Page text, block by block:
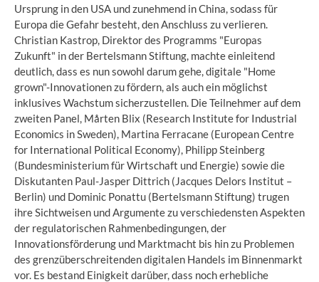
Ursprung in den USA und zunehmend in China, sodass für
Europa die Gefahr besteht, den Anschluss zu verlieren.
Christian Kastrop, Direktor des Programms "Europas
Zukunft" in der Bertelsmann Stiftung, machte einleitend
deutlich, dass es nun sowohl darum gehe, digitale "Home
grown"-Innovationen zu fördern, als auch ein möglichst
inklusives Wachstum sicherzustellen. Die Teilnehmer auf dem
zweiten Panel, Mårten Blix (Research Institute for Industrial
Economics in Sweden), Martina Ferracane (European Centre
for International Political Economy), Philipp Steinberg
(Bundesministerium für Wirtschaft und Energie) sowie die
Diskutanten Paul-Jasper Dittrich (Jacques Delors Institut –
Berlin) und Dominic Ponattu (Bertelsmann Stiftung) trugen
ihre Sichtweisen und Argumente zu verschiedensten Aspekten
der regulatorischen Rahmenbedingungen, der
Innovationsförderung und Marktmacht bis hin zu Problemen
des grenzüberschreitenden digitalen Handels im Binnenmarkt
vor. Es bestand Einigkeit darüber, dass noch erhebliche